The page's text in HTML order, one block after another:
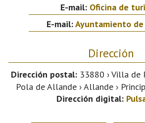
E-mail: Oficina de
E-mail:Ayuntamiento de
Dirección
Dirección postal: 33880 › Villa de
Pola de Allande › Allande ›
Dirección digital: